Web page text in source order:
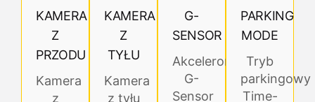
KAMERA
Z
PRZODU
Kamera
z
KAMERA
Z
TYŁU
Kamera
z tyłu
G-
SENSOR
Akcelerometr
G-
Sensor
PARKING
MODE
Tryb
parkingowy
Time-